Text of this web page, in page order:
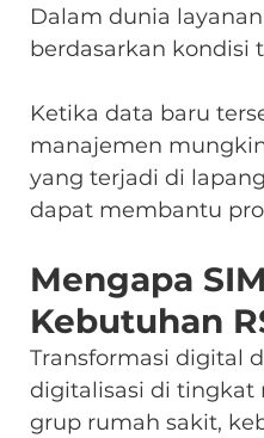
Dalam dunia
berdasarkan kondisi
Ketika data baru
manajemen
yang terjadi di
dapat membantu
Mengapa
Kebutuhan
Transformasi digital
digitalisasi di tingkat
grup rumah sakit,